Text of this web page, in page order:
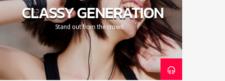
CLASSY GENERATION
Stand out from the crowd.